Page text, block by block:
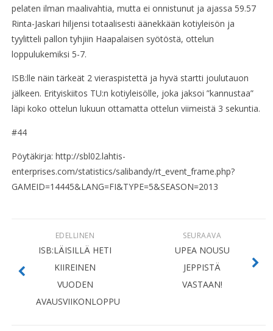
pelaten ilman maalivahtia, mutta ei onnistunut ja ajassa 59.57
Rinta-Jaskari hiljensi totaalisesti äänekkään kotiyleisön ja
tyylitteli pallon tyhjiin Haapalaisen syötöstä, ottelun
loppulukemiksi 5-7.
ISB:lle näin tärkeät 2 vieraspistettä ja hyvä startti joulutauon
jälkeen. Erityiskiitos TU:n kotiyleisölle, joka jaksoi ”kannustaa”
läpi koko ottelun lukuun ottamatta ottelun viimeistä 3 sekuntia.
#44
Pöytäkirja: http://sbl02.lahtis-
enterprises.com/statistics/salibandy/rt_event_frame.php?
GAMEID=14445&LANG=FI&TYPE=5&SEASON=2013
SEURAAVA
UPEA NOUSU
JEPPISTÄ
VASTAAN!
EDELLINEN
ISB:LÄISILLÄ HETI
KIIREINEN
VUODEN
AVAUSVIIKONLOPPU